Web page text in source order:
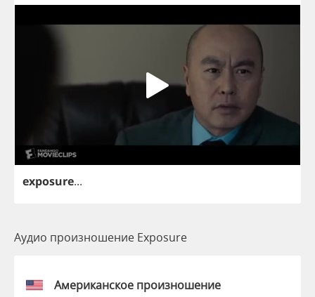
exposure...
Аудио произношение Exposure
Американское произношение